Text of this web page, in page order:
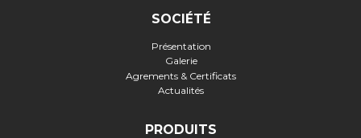
SOCIÉTÉ
Présentation
Galerie
Agrements & Certificats
Actualités
PRODUITS